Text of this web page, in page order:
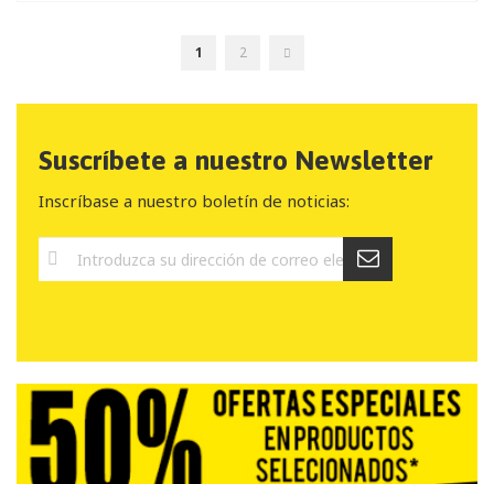
Página
Actualmente
estás
página
1 Página
2 Seguir
Suscríbete a nuestro Newsletter
Inscríbase a nuestro boletín de noticias: